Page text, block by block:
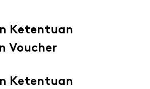
Ketentuan
Voucher
Ketentuan